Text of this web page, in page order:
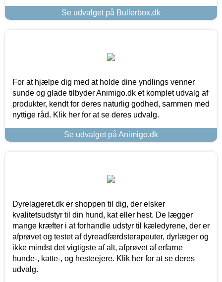
Se udvalget på Bullerbox.dk
For at hjælpe dig med at holde dine yndlings venner
sunde og glade tilbyder Animigo.dk et komplet udvalg af
produkter, kendt for deres naturlig godhed, sammen med
nyttige råd. Klik her for at se deres udvalg.
Se udvalget på Animigo.dk
Dyrelageret.dk er shoppen til dig, der elsker
kvalitetsudstyr til din hund, kat eller hest. De lægger
mange kræfter i at forhandle udstyr til kæledyrene, der er
afprøvet og testet af dyreadfærdsterapeuter, dyrlæger og
ikke mindst det vigtigste af alt, afprøvet af erfarne
hunde-, katte-, og hesteejere. Klik her for at se deres
udvalg.